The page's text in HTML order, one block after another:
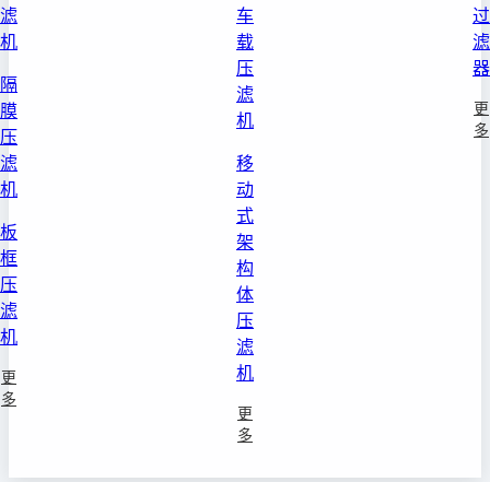
滤
机
隔
膜
压
滤
机
板
框
压
滤
机
更
多
车
载
压
滤
机
移
动
式
架
构
体
压
滤
机
更
多
过
滤
器
更
多